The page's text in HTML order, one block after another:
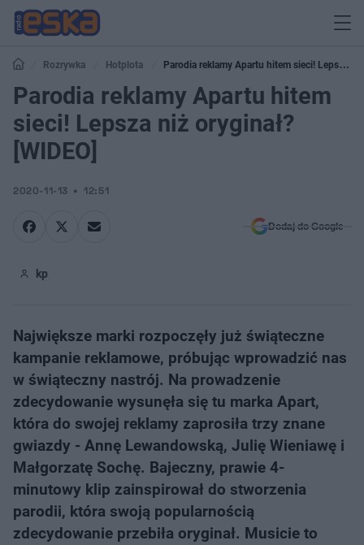
Rozrywka Hotplota
Parodia reklamy Apartu hitem sieci! Lepsza
niż oryginał? [WIDEO]
Parodia reklamy Apartu hitem
sieci! Lepsza niż oryginał?
[WIDEO]
2020-11-13 12:51
Dodaj do Google
kp
Największe marki rozpoczęły już świąteczne
kampanie reklamowe, próbując wprowadzić nas
w świąteczny nastrój. Na prowadzenie
zdecydowanie wysunęła się tu marka Apart,
która do swojej reklamy zaprosiła trzy znane
gwiazdy - Annę Lewandowską, Julię Wieniawę i
Małgorzatę Sochę. Bajeczny, prawie 4-
minutowy klip zainspirował do stworzenia
parodii, która swoją popularnością
zdecydowanie przebiła oryginał. Musicie to